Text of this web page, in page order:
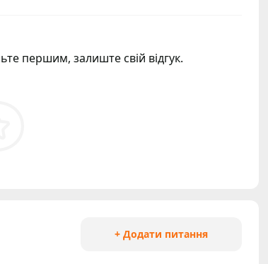
першим, залиште свій відгук.
+ Додати питання